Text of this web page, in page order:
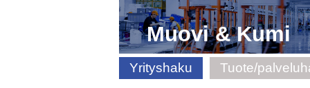
Muovi & Kumi
Yrityshaku Tuote/